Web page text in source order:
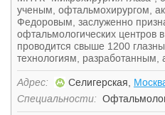
ученым, офтальмохирургом,
Федоровым, заслуженно
офтальмологических центров
проводится свыше 1200
технологиям,
Адрес: Селигерская,
Специальности: